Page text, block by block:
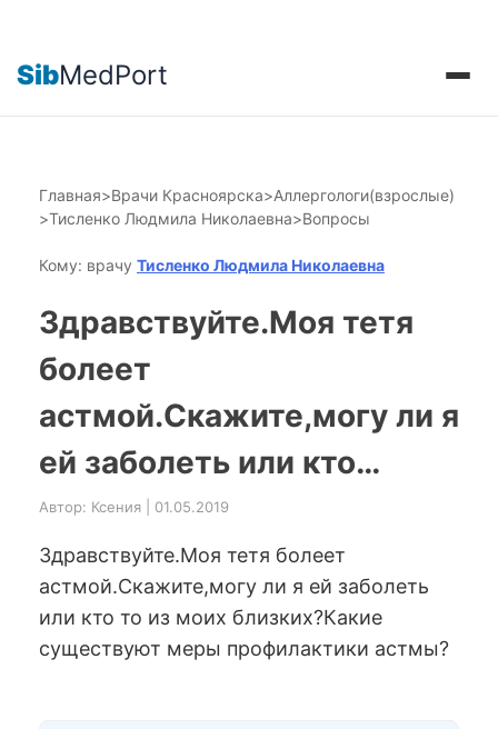
SibMedPort
Главная>Врачи Красноярска>Аллергологи(взрослые)
>Тисленко Людмила Николаевна>Вопросы
Кому: врачу Тисленко Людмила Николаевна
Здравствуйте.Моя тетя
болеет
астмой.Скажите,могу ли я
ей заболеть или кто…
Автор: Ксения | 01.05.2019
Здравствуйте.Моя тетя болеет
астмой.Скажите,могу ли я ей заболеть
или кто то из моих близких?Какие
существуют меры профилактики астмы?